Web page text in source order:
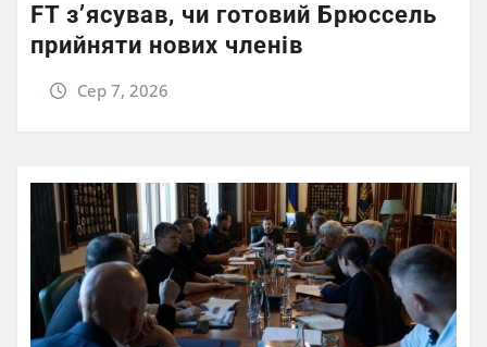
FT зʼясував, чи готовий Брюссель
прийняти нових членів
Сер 7, 2026